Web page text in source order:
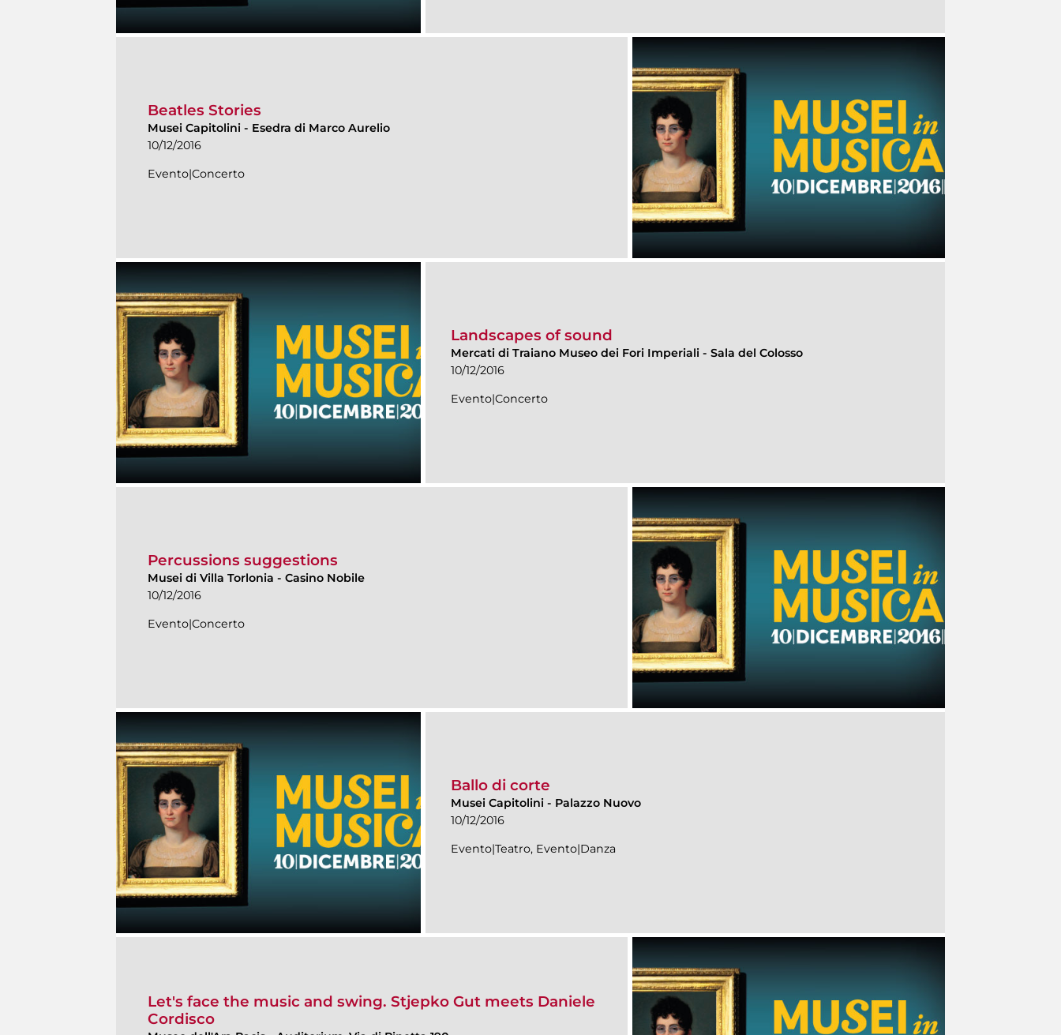
Beatles Stories
Musei Capitolini - Esedra di Marco Aurelio
10/12/2016
Evento|Concerto
Landscapes of sound
Mercati di Traiano Museo dei Fori Imperiali - Sala del Colosso
10/12/2016
Evento|Concerto
Percussions suggestions
Musei di Villa Torlonia - Casino Nobile
10/12/2016
Evento|Concerto
Ballo di corte
Musei Capitolini - Palazzo Nuovo
10/12/2016
Evento|Teatro, Evento|Danza
Let's face the music and swing. Stjepko Gut meets Daniele
Cordisco